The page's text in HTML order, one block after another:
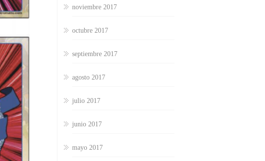
noviembre 2017
octubre 2017
septiembre 2017
agosto 2017
julio 2017
junio 2017
mayo 2017